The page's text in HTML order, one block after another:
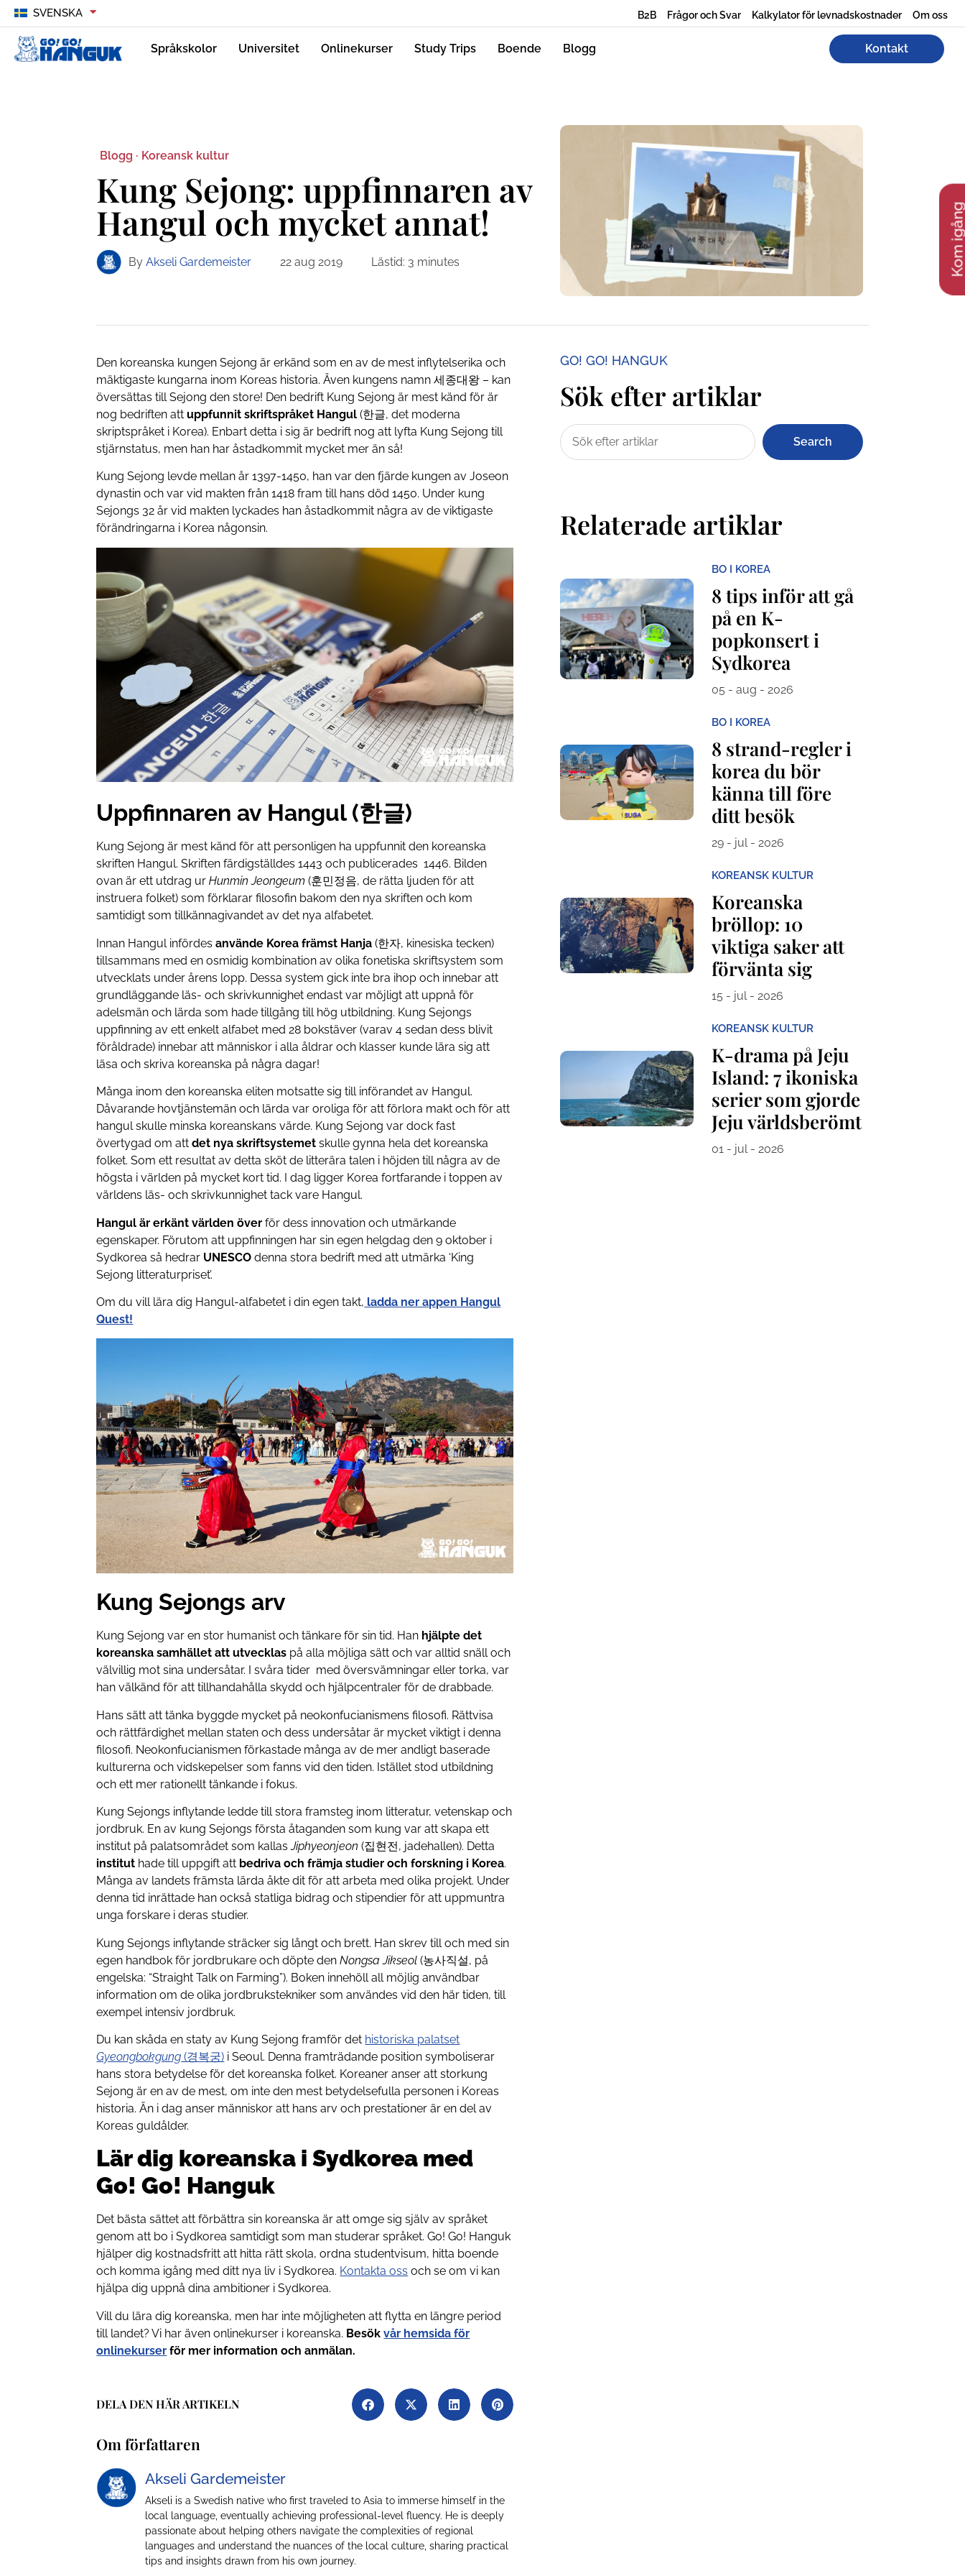
SVENSKA B2B Frågor och Svar Kalkylator för levnadskostnader Om oss
Språkskolor Universitet Onlinekurser Study Trips Boende Blogg Kontakt
Kom
Blogg · Koreansk kultur
Kung Sejong: uppfinnaren av
Hangul och mycket annat!
By Akseli Gardemeister 22 aug 2019 Lästid: 3 minutes
Den koreanska kungen Sejong är erkänd som en av de mest inflytelserika och
mäktigaste kungarna inom Koreas historia. Även kungens namn 세종대왕 – kan
översättas till Sejong den store! Den bedrift Kung Sejong är mest känd för är
nog bedriften attuppfunnit skriftspråket Hangul (한글, det moderna
skriptspråket i Korea). Enbart detta i sig är bedrift nog att lyfta Kung Sejong till
stjärnstatus, men han har åstadkommit mycket mer än så!
Kung Sejong levde mellan år 1397-1450, han var den fjärde kungen av Joseon
dynastin och var vid makten från 1418 fram till hans död 1450. Under kung
Sejongs 32 år vid makten lyckades han åstadkommit några av de viktigaste
förändringarna i Korea någonsin.
Uppfinnaren av Hangul (한글)
Kung Sejong är mest känd för att personligen ha uppfunnit den koreanska
skriften Hangul. Skriften färdigställdes 1443 och publicerades 1446. Bilden
ovan är ett utdrag urHunmin Jeongeum (훈민정음, de rätta ljuden för att
instruera folket) som förklarar filosofin bakom den nya skriften och kom
samtidigt som tillkännagivandet av det nya alfabetet.
Innan Hangul infördesanvände Korea främst Hanja (한자, kinesiska tecken)
tillsammans med en osmidig kombination av olika fonetiska skriftsystem som
utvecklats under årens lopp. Dessa system gick inte bra ihop och innebar att
grundläggande läs- och skrivkunnighet endast var möjligt att uppnå för
adelsmän och lärda som hade tillgång till hög utbildning. Kung Sejongs
uppfinning av ett enkelt alfabet med 28 bokstäver (varav 4 sedan dess blivit
föråldrade) innebar att människor i alla åldrar och klasser kunde lära sig att
läsa och skriva koreanska på några dagar!
Många inom den koreanska eliten motsatte sig till införandet av Hangul.
Dåvarande hovtjänstemän och lärda var oroliga för att förlora makt och för att
hangul skulle minska koreanskans värde. Kung Sejong var dock fast
övertygad om attdet nya skriftsystemet skulle gynna hela det koreanska
folket. Som ett resultat av detta sköt de litterära talen i höjden till några av de
högsta i världen på mycket kort tid. I dag ligger Korea fortfarande i toppen av
världens läs- och skrivkunnighet tack vare Hangul.
Hangul är erkänt världen över för dess innovation och utmärkande
egenskaper. Förutom att uppfinningen har sin egen helgdag den 9 oktober i
Sydkorea så hedrar UNESCOdenna stora bedrift med att utmärka ‘King
Sejong litteraturpriset’.
Om du vill lära dig Hangul-alfabetet i din egen takt, ladda ner appen Hangul
Quest!
Kung Sejongs arv
Kung Sejong var en stor humanist och tänkare för sin tid. Han hjälpte det
koreanska samhället att utvecklas på alla möjliga sätt och var alltid snäll och
välvillig mot sina undersåtar. I svåra tider med översvämningar eller torka, var
han välkänd för att tillhandahålla skydd och hjälpcentraler för de drabbade.
Hans sätt att tänka byggde mycket på neokonfucianismens filosofi. Rättvisa
och rättfärdighet mellan staten och dess undersåtar är mycket viktigt i denna
filosofi. Neokonfucianismen förkastade många av de mer andligt baserade
kulturerna och vidskepelser som fanns vid den tiden. Istället stod utbildning
och ett mer rationellt tänkande i fokus.
Kung Sejongs inflytande ledde till stora framsteg inom litteratur, vetenskap och
jordbruk. En av kung Sejongs första åtaganden som kung var att skapa ett
institut på palatsområdet som kallasJiphyeonjeon (집현전, jadehallen). Detta
institut hade till uppgift att bedriva och främja studier och forskning i Korea.
Många av landets främsta lärda åkte dit för att arbeta med olika projekt. Under
denna tid inrättade han också statliga bidrag och stipendier för att uppmuntra
unga forskare i deras studier.
Kung Sejongs inflytande sträcker sig långt och brett. Han skrev till och med sin
egen handbok för jordbrukare och döpte denNongsa Jikseol(농사직설, på
engelska: “Straight Talk on Farming”). Boken innehöll all möjlig användbar
information om de olika jordbrukstekniker som användes vid den här tiden, till
exempel intensiv jordbruk.
Du kan skåda en staty av Kung Sejong framför det historiska palatset
Gyeongbokgung (경복궁) i Seoul. Denna framträdande position symboliserar
hans stora betydelse för det koreanska folket. Koreaner anser att storkung
Sejong är en av de mest, om inte den mest betydelsefulla personen i Koreas
historia. Än i dag anser människor att hans arv och prestationer är en del av
Koreas guldålder.
Lär dig koreanska i Sydkorea med
Go! Go! Hanguk
Det bästa sättet att förbättra sin koreanska är att omge sig själv av språket
genom att bo i Sydkorea samtidigt som man studerar språket. Go! Go! Hanguk
hjälper dig kostnadsfritt att hitta rätt skola, ordna studentvisum, hitta boende
och komma igång med ditt nya liv i Sydkorea. Kontakta oss och se om vi kan
hjälpa dig uppnå dina ambitioner i Sydkorea.
Vill du lära dig koreanska, men har inte möjligheten att flytta en längre period
till landet? Vi har även onlinekurser i koreanska. Besökvår hemsida för
onlinekurser för mer information och anmälan.
DELA DEN HÄR ARTIKELN
Om författaren
Akseli Gardemeister
Akseli is a Swedish native who first traveled to Asia to immerse himself in the
local language, eventually achieving professional-level fluency. He is deeply
passionate about helping others navigate the complexities of regional
languages and understand the nuances of the local culture, sharing practical
tips and insights drawn from his own journey.
GO! GO! HANGUK
Sök efter artiklar
Search
Relaterade artiklar
BO I KOREA
8 tips inför att gå
på en K-
popkonsert i
Sydkorea
05 - aug - 2026
BO I KOREA
8 strand-regler i
korea du bör
känna till före
ditt besök
29 - jul - 2026
KOREANSK KULTUR
Koreanska
bröllop: 10
viktiga saker att
förvänta sig
15 - jul - 2026
KOREANSK KULTUR
K-drama på Jeju
Island: 7 ikoniska
serier som gjorde
Jeju världsberömt
01 - jul - 2026